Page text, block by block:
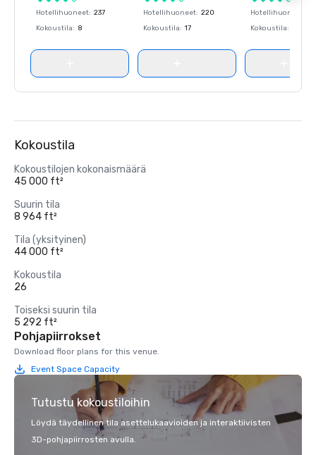
Hotellihuoneet: 237
Kokoustila: 8
Hotellihuoneet: 220
Kokoustila: 17
Hotellihuoneet
Kokoustila:
Kokoustila
Kokoustilojen kokonaismäärä
45 000 ft²
Suurin tila
8 964 ft²
Tila (yksityinen)
44 000 ft²
Kokoustila
26
Toiseksi suurin tila
5 292 ft²
Pohjapiirrokset
Download floor plans for this venue.
Event Space Capacity
Tutustu kokoustiloihin
Löydä täydellinen tila asettelukaavioiden ja interaktiivisten
3D-pohjapiirrosten avulla.